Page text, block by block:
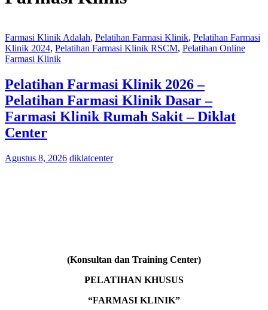
Farmasi Klinik Adalah, Pelatihan Farmasi Klinik, Pelatihan Farmasi
Klinik 2024, Pelatihan Farmasi Klinik RSCM, Pelatihan Online
Farmasi Klinik
Pelatihan Farmasi Klinik 2026 –
Pelatihan Farmasi Klinik Dasar –
Farmasi Klinik Rumah Sakit – Diklat
Center
Agustus 8, 2026 diklatcenter
(Konsultan dan Training Center)
PELATIHAN KHUSUS
“FARMASI KLINIK”